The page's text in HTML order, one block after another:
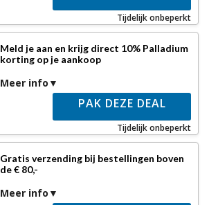
Tijdelijk onbeperkt
Meld je aan en krijg direct 10% Palladium
korting op je aankoop
Meer info
PAK DEZE DEAL
Tijdelijk onbeperkt
Gratis verzending bij bestellingen boven
de € 80,-
Meer info